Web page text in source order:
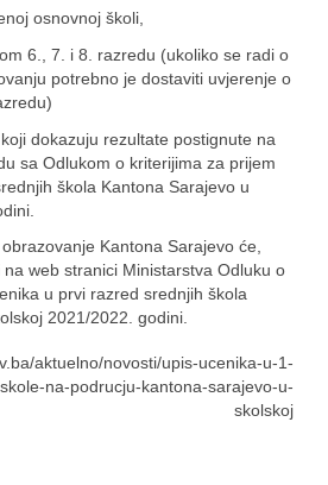
osnovnoj školi,
6., 7. i 8. razredu (ukoliko se radi o
potrebno je dostaviti uvjerenje o
dokazuju rezultate postignute na
sa Odlukom o kriterijima za prijem
škola Kantona Sarajevo u
Kantona Sarajevo će,
web stranici Ministarstva Odluku o
u prvi razred srednjih škola
2021/2022. godini.
aktuelno/novosti/upis-ucenika-u-1-
na-podrucju-kantona-sarajevo-u-
skolskoj